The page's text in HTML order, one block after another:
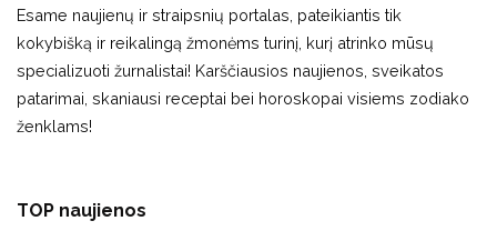
Esame naujienų ir straipsnių portalas, pateikiantis tik
kokybišką ir reikalingą žmonėms turinį, kurį atrinko mūsų
specializuoti žurnalistai! Karščiausios naujienos, sveikatos
patarimai, skaniausi receptai bei horoskopai visiems zodiako
ženklams!
TOP naujienos